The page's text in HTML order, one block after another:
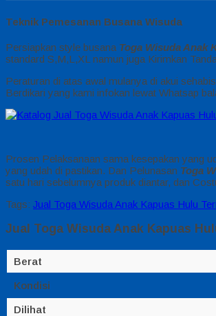
Teknik Pemesanan Busana Wisuda
Persiapkan style busana Toga Wisuda Anak
standard S,M,L,XL namun juga Kirimkan
Peraturan di atas awal mulanya di akui
Berdikari yang kami infokan lewat Whatsap
Prosen Pelaksanaan sama kesepakan yang
yang udah di pastikan. Dan Pelunasan Toga
satu hari sebelumnya produk diantar, dan
Tags: Jual Toga Wisuda Anak Kapuas Hulu
Jual Toga Wisuda Anak Kapuas
Berat
Kondisi
Dilihat